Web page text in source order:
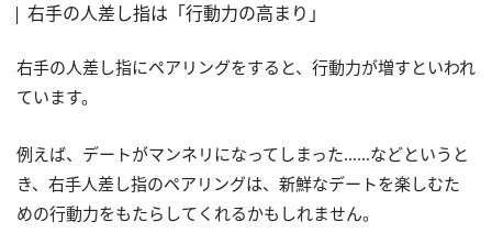
右手の人差し指は「行動力の高まり」
右手の人差し指にペアリングをすると、行動力が増すといわれ
ています。
例えば、デートがマンネリになってしまった……などというと
き、右手人差し指のペアリングは、新鮮なデートを楽しむた
めの行動力をもたらしてくれるかもしれません。